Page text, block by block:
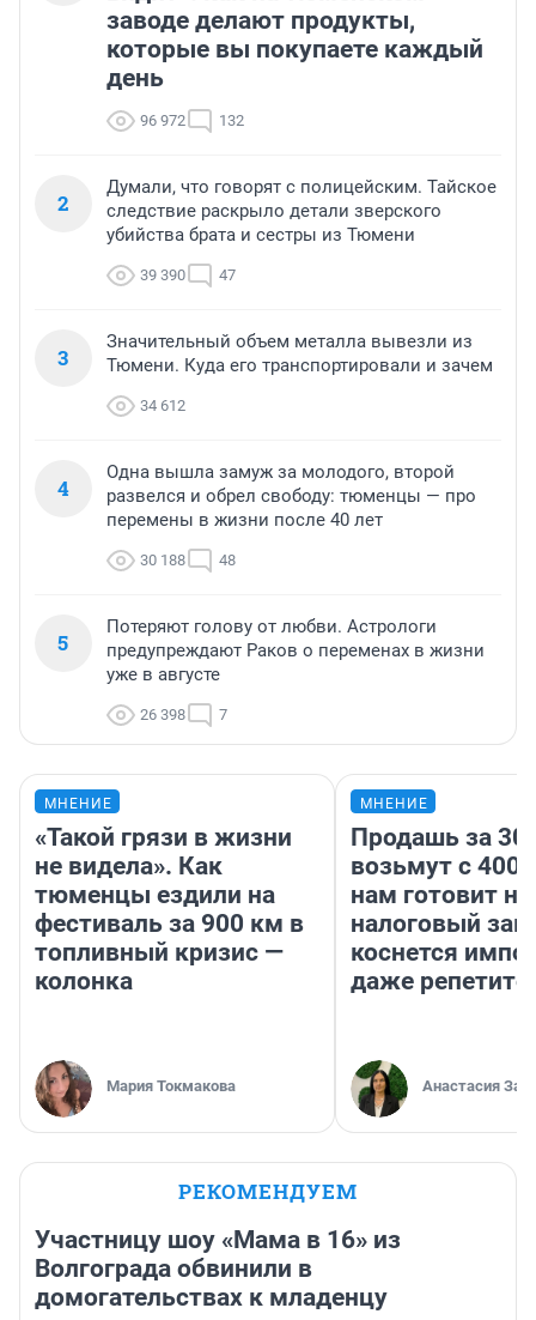
заводе делают продукты,
которые вы покупаете каждый
день
96 972 132
2
Думали, что говорят с полицейским. Тайское
следствие раскрыло детали зверского
убийства брата и сестры из Тюмени
39 390 47
3
Значительный объем металла вывезли из
Тюмени. Куда его транспортировали и зачем
34 612
4
Одна вышла замуж за молодого, второй
развелся и обрел свободу: тюменцы — про
перемены в жизни после 40 лет
30 188 48
5
Потеряют голову от любви. Астрологи
предупреждают Раков о переменах в жизни
уже в августе
26 398 7
МНЕНИЕ
«Такой грязи в жизни
не видела». Как
тюменцы ездили на
фестиваль за 900 км в
топливный кризис —
колонка
Мария Токмакова
МНЕНИЕ
Продашь за
возьмут с
нам готовит
налоговый
коснется
даже
Анастасия
РЕКОМЕНДУЕМ
Участницу шоу «Мама в 16» из
Волгограда обвинили в
домогательствах к младенцу